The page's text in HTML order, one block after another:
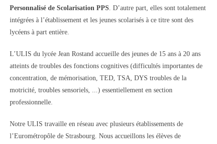
Personnalisé de Scolarisation PPS. D’autre part, elles sont totalement
intégrées à l’établissement et les jeunes scolarisés à ce titre sont des
lycéens à part entière.
L’ULIS du lycée Jean Rostand accueille des jeunes de 15 ans à 20 ans
atteints de troubles des fonctions cognitives (difficultés importantes de
concentration, de mémorisation, TED, TSA, DYS troubles de la
motricité, troubles sensoriels, ...) essentiellement en section
professionnelle.
Notre ULIS travaille en réseau avec plusieurs établissements de
l’Eurométropôle de Strasbourg. Nous accueillons les élèves de